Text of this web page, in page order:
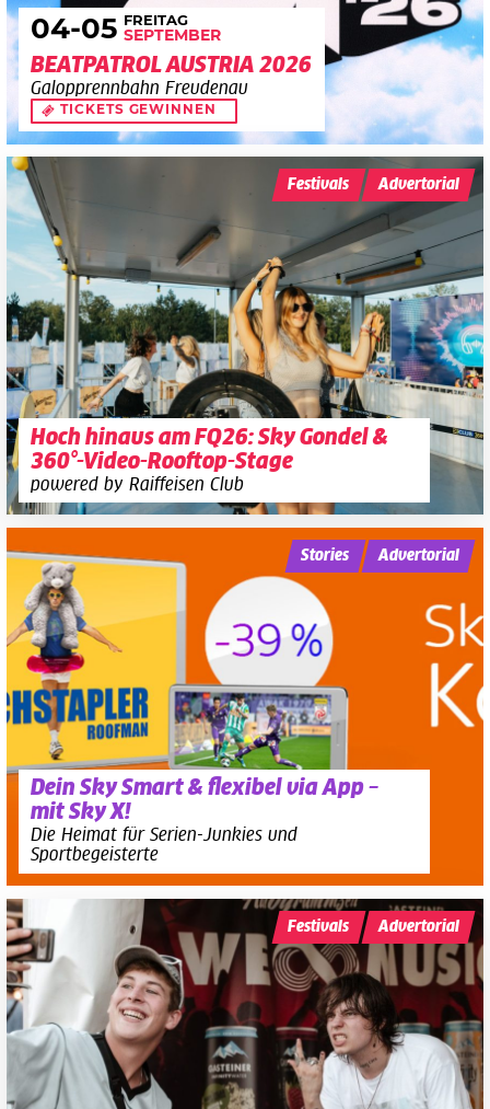
04-05 FREITAG
SEPTEMBER
BEATPATROL AUSTRIA 2026
Galopprennbahn Freudenau
TICKETS GEWINNEN
Hoch hinaus am FQ26: Sky Gondel &
360°-Video-Rooftop-Stage
powered by Raiffeisen Club
Festivals Advertorial
Dein Sky Smart & flexibel via App –
mit Sky X!
Die Heimat für Serien-Junkies und
Sportbegeisterte
Stories Advertorial
Festivals Advertorial